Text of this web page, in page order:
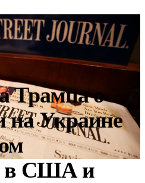
Трампа о
на Украине
в США и